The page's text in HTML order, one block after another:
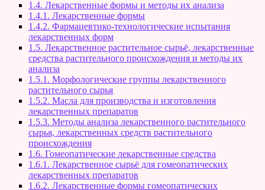
1.4. Лекарственные формы и методы их анализа
1.4.1. Лекарственные формы
1.4.2. Фармацевтико-технологические испытания
лекарственных форм
1.5. Лекарственное растительное сырьё, лекарственные
средства растительного происхождения и методы их
анализа
1.5.1. Морфологические группы лекарственного
растительного сырья
1.5.2. Масла для производства и изготовления
лекарственных препаратов
1.5.3. Методы анализа лекарственного растительного
сырья, лекарственных средств растительного
происхождения
1.6. Гомеопатические лекарственные средства
1.6.1. Лекарственное сырьё для гомеопатических
лекарственных препаратов
1.6.2. Лекарственные формы гомеопатических